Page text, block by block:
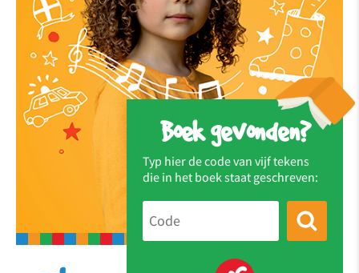
Boek gevonden?
Typ hier de code van vijf tekens
die in het boek staat geschreven: